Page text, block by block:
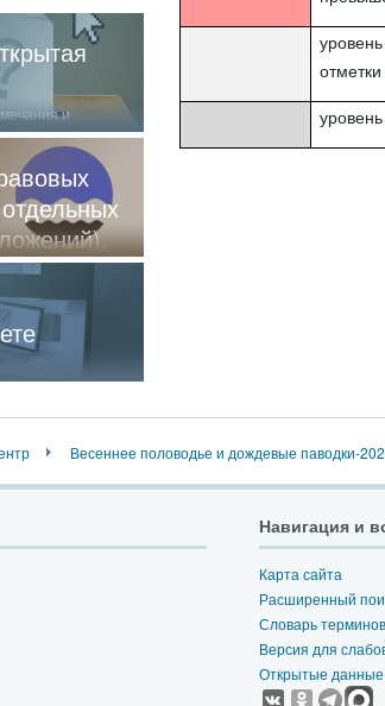
и
отметки
Весеннее половодье и дождевые паводки-
Навигация и
Карта сайта
Расширенный
Словарь терминов
Версия для
Открытые данные